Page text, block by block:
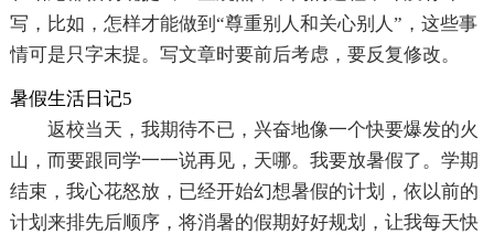
写，比如，怎样才能做到“尊重别人和关心别人”，这些事
情可是只字末提。写文章时要前后考虑，要反复修改。
暑假生活日记5
返校当天，我期待不已，兴奋地像一个快要爆发的火
山，而要跟同学一一说再见，天哪。我要放暑假了。学期
结束，我心花怒放，已经开始幻想暑假的计划，依以前的
计划来排先后顺序，将消暑的假期好好规划，让我每天快